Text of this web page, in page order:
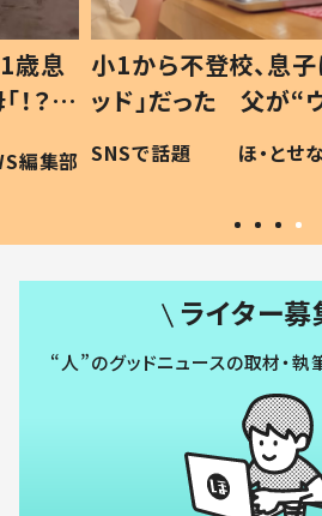
歳息
？」
編集部
小1から不登校、息子
ッド」だった 父が“
作り続ける理由と
#令和の子
SNSで話題 ほ・とせ
ライター募
“人”のグッドニュースの取材・執